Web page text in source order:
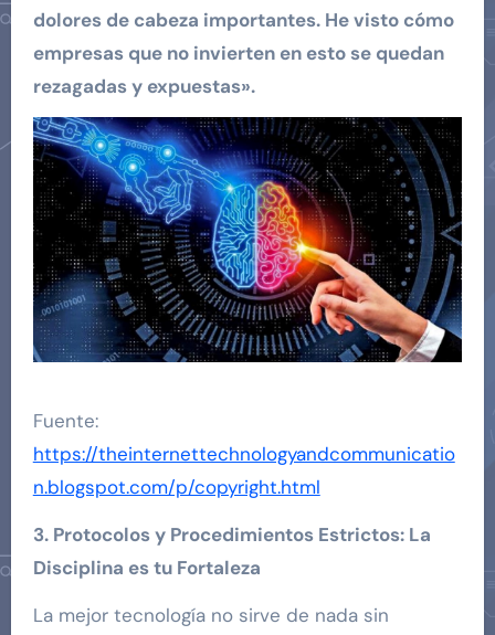
dolores de cabeza importantes. He visto cómo
empresas que no invierten en esto se quedan
rezagadas y expuestas».
Fuente:
https://theinternettechnologyandcommunicatio
n.blogspot.com/p/copyright.html
3. Protocolos y Procedimientos Estrictos: La
Disciplina es tu Fortaleza
La mejor tecnología no sirve de nada sin